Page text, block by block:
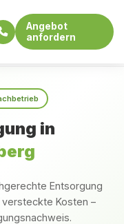
Angebot
anfordern
in
Entsorgung
Kosten –